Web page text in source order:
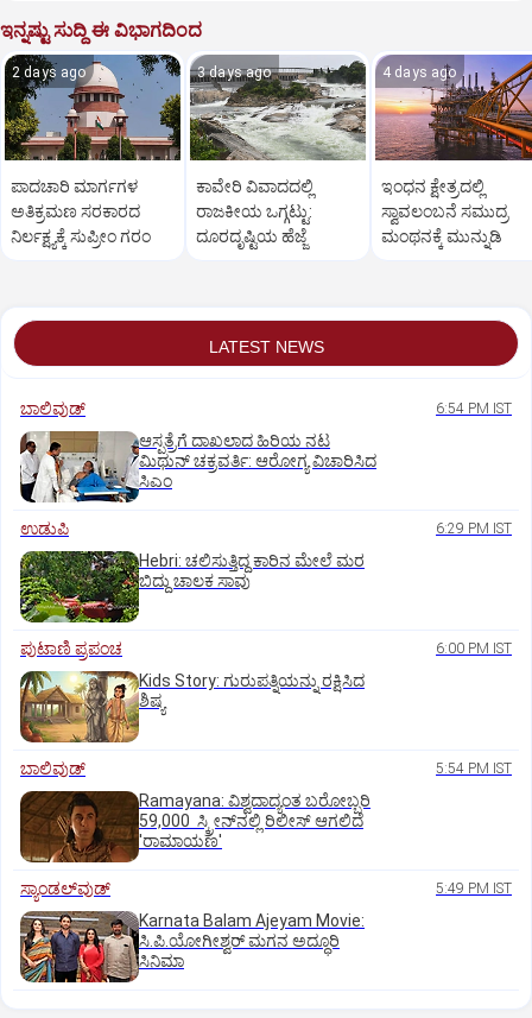
ಇನ್ನಷ್ಟು ಸುದ್ದಿ ಈ ವಿಭಾಗದಿಂದ
2 days ago
ಪಾದಚಾರಿ ಮಾರ್ಗಗಳ
ಅತಿಕ್ರಮಣ ಸರಕಾರದ
ನಿರ್ಲಕ್ಷ್ಯಕ್ಕೆ ಸುಪ್ರೀಂ ಗರಂ
3 days ago
ಕಾವೇರಿ ವಿವಾದದಲ್ಲಿ
ರಾಜಕೀಯ ಒಗ್ಗಟ್ಟು:
ದೂರದೃಷ್ಟಿಯ ಹೆಜ್ಜೆ
4 days ago
ಇಂಧನ ಕ್ಷೇತ್ರದಲ್ಲಿ
ಸ್ವಾವಲಂಬನೆ ಸಮುದ್ರ
ಮಂಥನಕ್ಕೆ ಮುನ್ನುಡಿ
LATEST NEWS
ಬಾಲಿವುಡ್‌ 6:54 PM IST
ಆಸ್ಪತ್ರೆಗೆ ದಾಖಲಾದ ಹಿರಿಯ ನಟ
ಮಿಥುನ್ ಚಕ್ರವರ್ತಿ: ಆರೋಗ್ಯ ವಿಚಾರಿಸಿದ
ಸಿಎಂ
ಉಡುಪಿ 6:29 PM IST
Hebri: ಚಲಿಸುತ್ತಿದ್ದ ಕಾರಿನ ಮೇಲೆ ಮರ
ಬಿದ್ದು ಚಾಲಕ ಸಾವು
ಪುಟಾಣಿ ಪ್ರಪಂಚ 6:00 PM IST
Kids Story: ಗುರುಪತ್ನಿಯನ್ನು ರಕ್ಷಿಸಿದ
ಶಿಷ್ಯ
ಬಾಲಿವುಡ್‌ 5:54 PM IST
Ramayana: ವಿಶ್ವದಾದ್ಯಂತ ಬರೋಬ್ಬರಿ
59,000 ಸ್ಕ್ರೀನ್‌ನಲ್ಲಿ ರಿಲೀಸ್‌ ಆಗಲಿದೆ
'ರಾಮಾಯಣ'
ಸ್ಯಾಂಡಲ್‌ವುಡ್‌ 5:49 PM IST
Karnata Balam Ajeyam Movie:
ಸಿ.ಪಿ.ಯೋಗೀಶ್ವರ್‌ ಮಗನ ಅದ್ಧೂರಿ
ಸಿನಿಮಾ